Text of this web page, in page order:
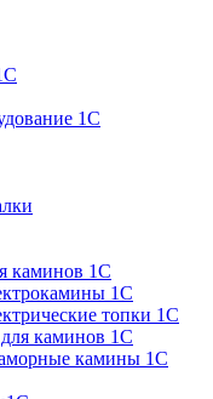
1С
каминов 1C
1С
топки 1C
каминов 1С
камины 1C